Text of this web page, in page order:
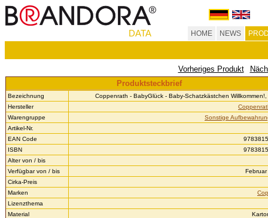
DATA HOME NEWS
Vorheriges Produkt
Produktsteckbrief
Bezeichnung
Coppenrath - BabyGlück - Baby-Schatzkästchen
Hersteller
Warengruppe
Sonstige
Artikel-Nr.
EAN Code
ISBN
Alter von / bis
Verfügbar von / bis
Cirka-Preis
Marken
Lizenzthema
Material